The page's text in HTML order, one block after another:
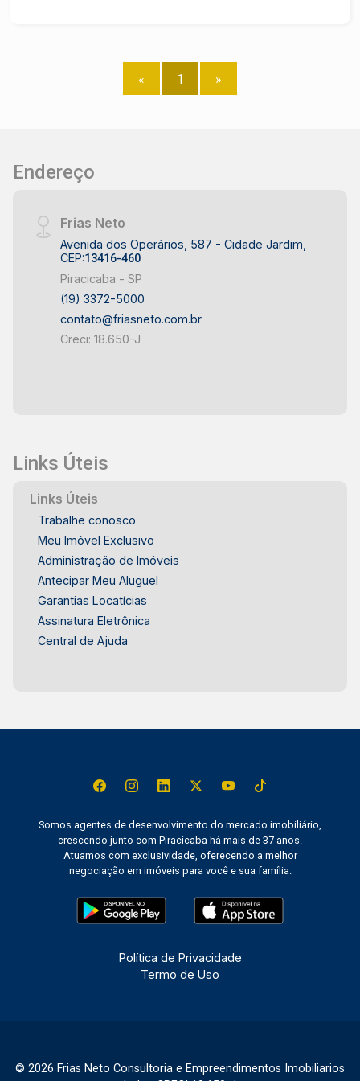
de desenvolvimento do mercado imobiliário de
« 1 »
Endereço
Frias Neto
Avenida dos Operários, 587 - Cidade Jardim,
CEP:13416-460
Piracicaba - SP
(19) 3372-5000
contato@friasneto.com.br
Creci: 18.650-J
Links Úteis
Links Úteis
Trabalhe conosco
Meu Imóvel Exclusivo
Administração de Imóveis
Antecipar Meu Aluguel
Garantias Locatícias
Assinatura Eletrônica
Central de Ajuda
Somos agentes de desenvolvimento do mercado imobiliário,
crescendo junto com Piracicaba há mais de 37 anos.
Atuamos com exclusividade, oferecendo a melhor
negociação em imóveis para você e sua família.
Política de Privacidade
Termo de Uso
© 2026 Frias Neto Consultoria e Empreendimentos Imobiliarios